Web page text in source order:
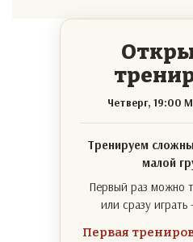
Четверг, 19:00
Тренируем
малой
Первый раз можно
или сразу
Первая